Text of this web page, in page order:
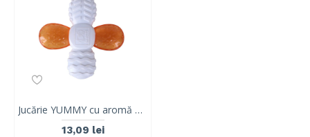
Jucărie YUMMY cu aromă de bacon - Tip 1 10635399
13,09 lei